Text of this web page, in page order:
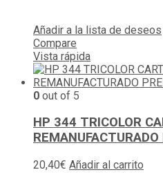
Añadir a la lista de deseos
Compare
Vista rápida
0 out of 5
HP 344 TRICOLOR
20,40€ Añadir al carrito